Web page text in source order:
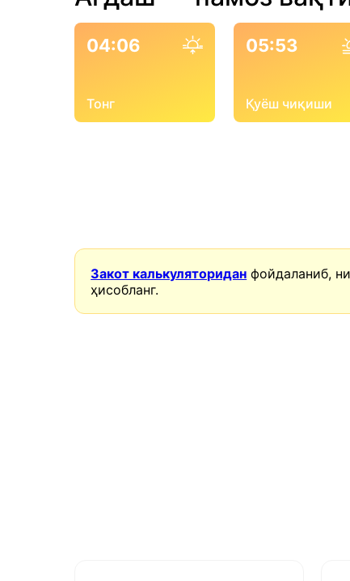
04:06
Тонг
05:53
Қуёш чиқиши
Закот калькуляторидан фойдаланиб,
ҳисобланг.